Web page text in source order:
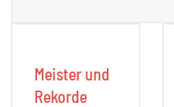
Meister und
Rekorde